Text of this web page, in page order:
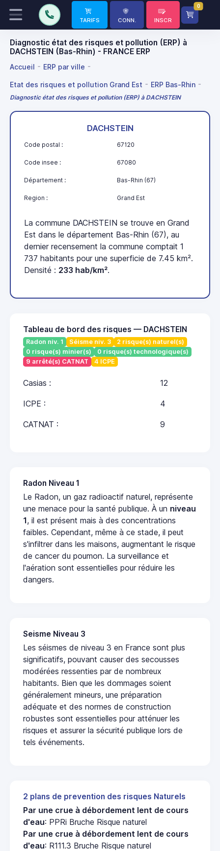
TARIFS CONN. INSCR
0
Diagnostic état des risques et pollution (ERP) à
DACHSTEIN (Bas-Rhin) - FRANCE ERP
Accueil ERP par ville
Etat des risques et pollution Grand Est ERP Bas-Rhin
Diagnostic état des risques et pollution (ERP) à DACHSTEIN
DACHSTEIN
Code postal : 67120
Code insee : 67080
Département : Bas-Rhin (67)
Region : Grand Est
La commune DACHSTEIN se trouve en Grand
Est dans le département Bas-Rhin (67), au
dernier recensement la commune comptait 1
737 habitants pour une superficie de 7.45 km².
Densité : 233 hab/km².
Tableau de bord des risques — DACHSTEIN
Radon niv. 1 Séisme niv. 3
2 risque(s) naturel(s)
0 risque(s) minier(s)
0 risque(s) technologique(s)
9 arrêté(s) CATNAT
4 ICPE
Casias : 12
ICPE : 4
CATNAT : 9
Radon Niveau 1
Le Radon, un gaz radioactif naturel, représente
une menace pour la santé publique. À un niveau
1, il est présent mais à des concentrations
faibles. Cependant, même à ce stade, il peut
s'infiltrer dans les maisons, augmentant le risque
de cancer du poumon. La surveillance et
l'aération sont essentielles pour réduire les
dangers.
Seisme Niveau 3
Les séismes de niveau 3 en France sont plus
significatifs, pouvant causer des secousses
modérées ressenties par de nombreux
habitants. Bien que les dommages soient
généralement mineurs, une préparation
adéquate et des normes de construction
robustes sont essentielles pour atténuer les
risques et assurer la sécurité publique lors de
tels événements.
2 plans de prevention des risques Naturels
Par une crue à débordement lent de cours
d'eau: PPRi Bruche Risque naturel
Par une crue à débordement lent de cours
d'eau: R111.3 Bruche Risque naturel